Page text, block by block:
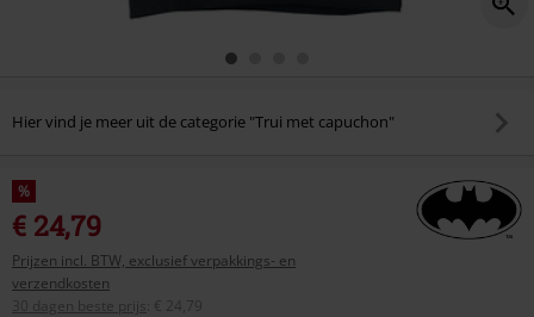
Hier vind je meer uit de categorie "Trui met capuchon"
%
€ 24,79
Prijzen incl. BTW, exclusief verpakkings- en
verzendkosten
30 dagen beste prijs
€ 24,79